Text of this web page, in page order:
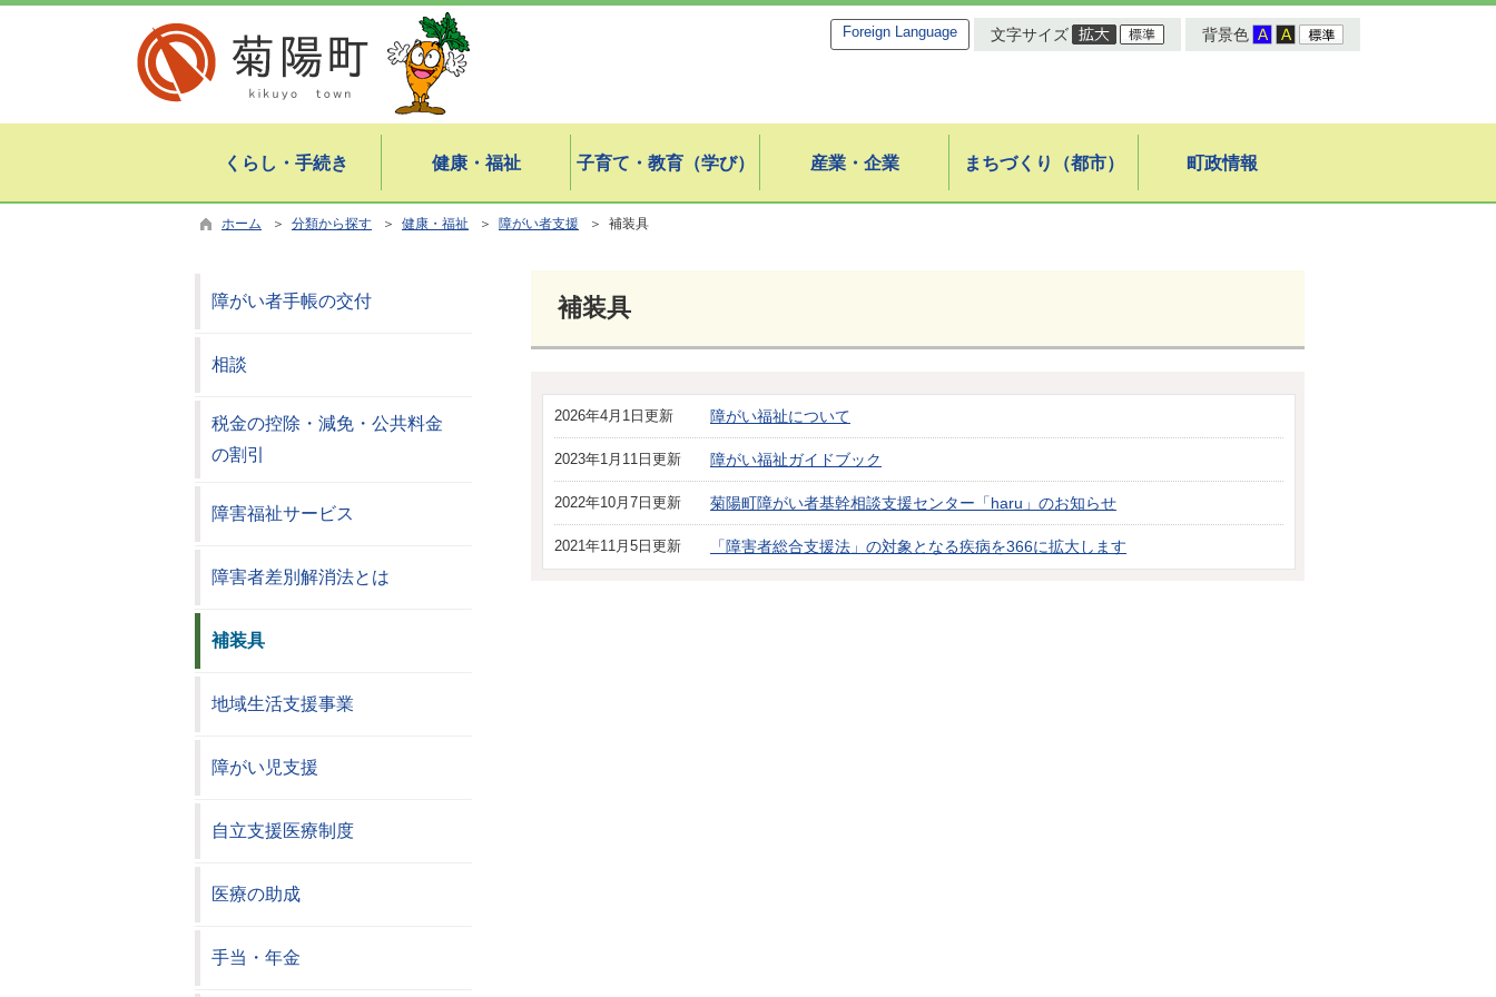
Foreign Language 文字サイズ 背景色
くらし・手続き 健康・福祉 子育て・教育（学び） 産業・企業 まちづくり（都市） 町政情報
ホーム ＞ 分類から探す ＞ 健康・福祉 ＞ 障がい者支援 ＞ 補装具
補装具
2026年4月1日更新 障がい福祉について
2023年1月11日更新 障がい福祉ガイドブック
2022年10月7日更新 菊陽町障がい者基幹相談支援センター「haru」のお知らせ
2021年11月5日更新 「障害者総合支援法」の対象となる疾病を366に拡大します
障がい者手帳の交付
相談
税金の控除・減免・公共料金
の割引
障害福祉サービス
障害者差別解消法とは
補装具
地域生活支援事業
障がい児支援
自立支援医療制度
医療の助成
手当・年金